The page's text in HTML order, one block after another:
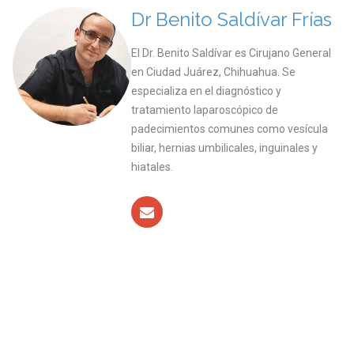
Dr Benito Saldívar Frías
El Dr. Benito Saldívar es Cirujano General
en Ciudad Juárez, Chihuahua. Se
especializa en el diagnóstico y
tratamiento laparoscópico de
padecimientos comunes como vesícula
biliar, hernias umbilicales, inguinales y
hiatales.